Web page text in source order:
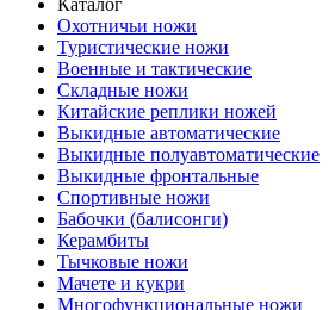
Каталог
Охотничьи ножи
Туристические ножи
Военные и тактические
Складные ножи
Китайские реплики ножей
Выкидные автоматические
Выкидные полуавтоматические
Выкидные фронтальные
Спортивные ножи
Бабочки (балисонги)
Керамбиты
Тычковые ножи
Мачете и кукри
Многофункциональные ножи